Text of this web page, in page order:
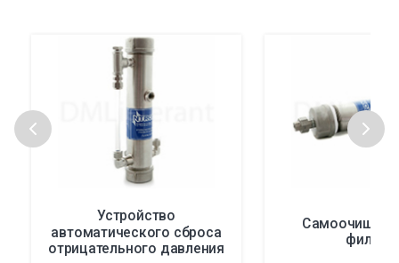
Устройство
автоматического сброса
отрицательного давления
фильтр